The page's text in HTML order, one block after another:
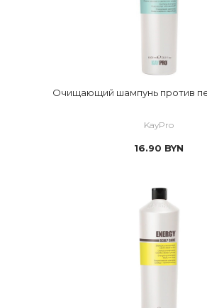
Очищающий шампунь против
KayPro
16.90 BYN